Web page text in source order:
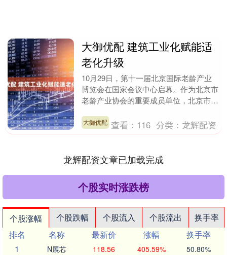
大御优配 建筑工业化赋能适
老化升级
10月29日，第十一届北京国际老龄产业
博览会在国家会议中心启幕。作为北京市
老龄产业协会的重要成员单位，北京市住
成果集中亮相....
大御优配 查看： 116 分类： 龙辉配资
龙辉配资文章已加载完成
个股实时涨跌榜
个股涨幅 个股跌幅 个股流入 个股流出
换手率
排名
名称 最新价 涨幅
换手率
1
N展芯 118.56 405.59% 50.80%